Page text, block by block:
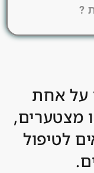
על אחת
מצטערים,
לטיפול